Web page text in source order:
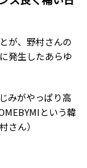
が、野村さんの
発生したあらゆ
みがやっぱり高
という韓
さん）